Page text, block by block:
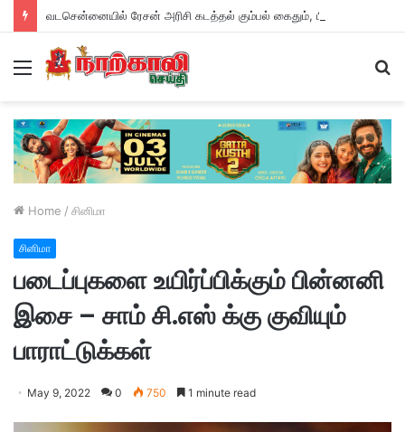
Menu
Home / சினிமா
சினிமா
படைப்புகளை உயிர்ப்பிக்கும் பின்னனி
இசை – சாம் சி.எஸ் க்கு குவியும்
பாராட்டுக்கள்
May 9, 2022 0 750 1 minute read